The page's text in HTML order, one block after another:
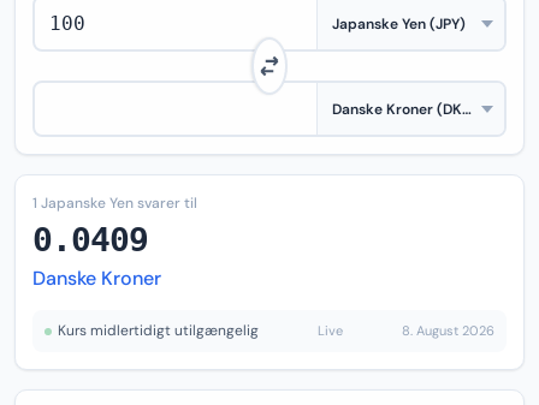
1 Japanske Yen svarer til
0.0409
Danske Kroner
Kurs midlertidigt utilgængelig Live 8. August 2026